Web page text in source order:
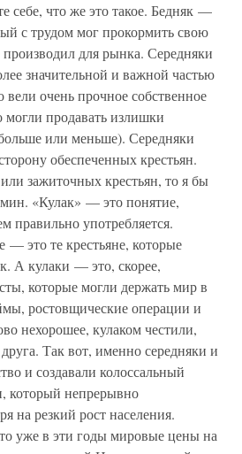
себе, что же это такое. Бедняк —
с трудом мог прокормить свою
для рынка. Середняки
значительной и важной частью
вели очень прочное собственное
могли продавать излишки
или меньше). Середняки
обеспеченных крестьян.
или зажиточных крестьян, то я бы
«Кулак» — это понятие,
правильно употребляется.
— это те крестьяне, которые
А кулаки — это, скорее,
которые могли держать мир в
ростовщические операции и
нехорошее, кулаком честили,
Так вот, именно середняки и
и создавали колоссальный
который непрерывно
на резкий рост населения.
уже в эти годы мировые цены на